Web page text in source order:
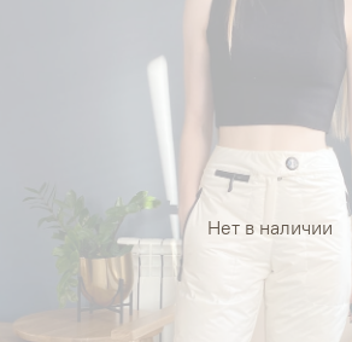
Нет в наличии